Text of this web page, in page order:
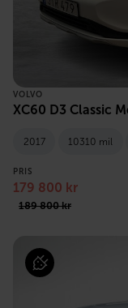
VOLVO
XC60 D3 Classic
2017 10310 mil
PRIS
179 800 kr
189 800 kr